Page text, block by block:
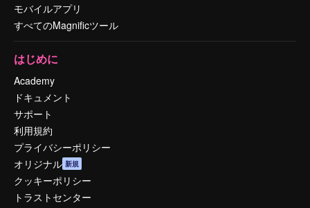
モバイルアプリ
すべてのMagnificツール
はじめに
Academy
ドキュメント
サポート
利用規約
プライバシーポリシー
オリジナル 新規
クッキーポリシー
トラストセンター